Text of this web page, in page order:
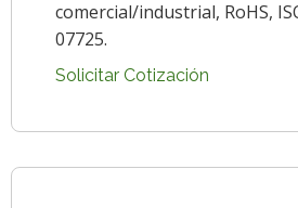
comercial/industrial, RoHS,
07725.
Solicitar Cotización